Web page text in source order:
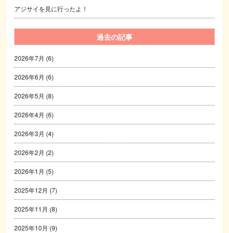
アジサイを見に行ったよ！
過去の記事
2026年7月 (6)
2026年6月 (6)
2026年5月 (8)
2026年4月 (6)
2026年3月 (4)
2026年2月 (2)
2026年1月 (5)
2025年12月 (7)
2025年11月 (8)
2025年10月 (9)